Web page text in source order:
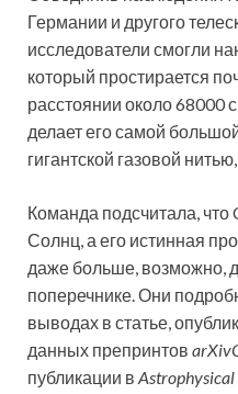
Германии и другого
исследователи смогли
который простирается
расстоянии около 68000
делает его самой
гигантской газовой
Команда подсчитала,
Солнц, а его истинная
даже больше, возможно,
поперечнике. Они
выводах в статье,
данных препринтов
публикации в